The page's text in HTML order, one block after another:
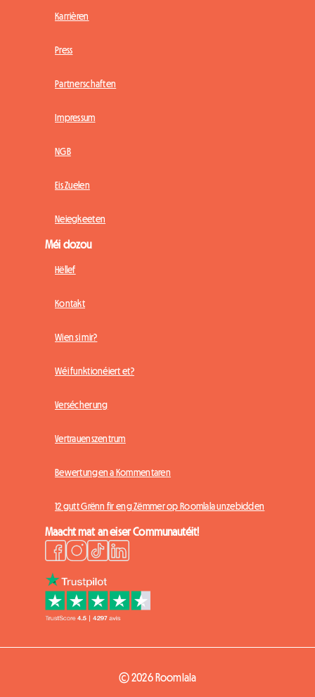
Karrièren
Press
Partnerschaften
Impressum
NGB
Eis Zuelen
Neiegkeeten
Méi dozou
Hëllef
Kontakt
Wien si mir?
Wéi funktionéiert et?
Versécherung
Vertrauenszentrum
Bewertungen a Kommentaren
12 gutt Grënn fir eng Zëmmer op Roomlala unzebidden
Maacht mat an eiser Communautéit!
© 2026 Roomlala